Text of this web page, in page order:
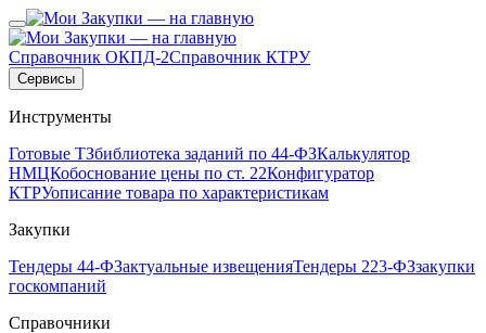
Справочник ОКПД-2Справочник КТРУ
Сервисы
Инструменты
Готовые ТЗбиблиотека заданий по 44-ФЗКалькулятор
НМЦКобоснование цены по ст. 22Конфигуратор
КТРУописание товара по характеристикам
Закупки
Тендеры 44-ФЗактуальные извещенияТендеры 223-ФЗзакупки
госкомпаний
Справочники